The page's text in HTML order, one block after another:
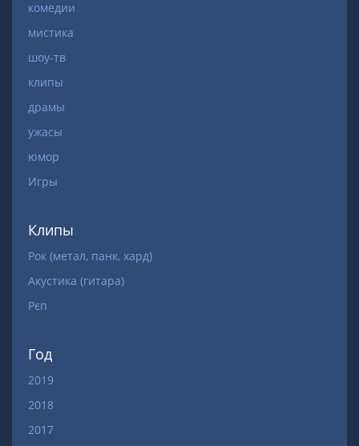
комедии
мистика
шоу-тв
клипы
драмы
ужасы
юмор
Игры
Клипы
Рок (метал, панк, хард)
Акустика (гитара)
Рєп
Год
2019
2018
2017